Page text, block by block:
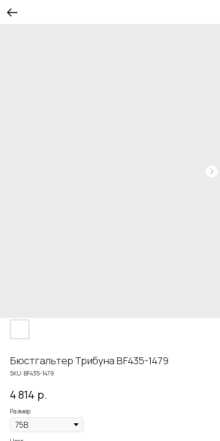
Бюстгальтер Трибуна BF435-1479
SKU:BF435-1479
4 814 р.
Размер